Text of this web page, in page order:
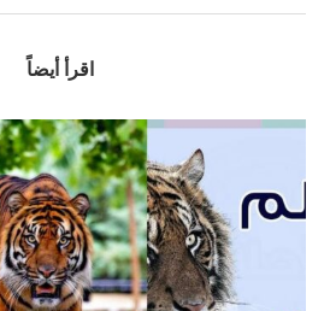
اقرأ أيضاً